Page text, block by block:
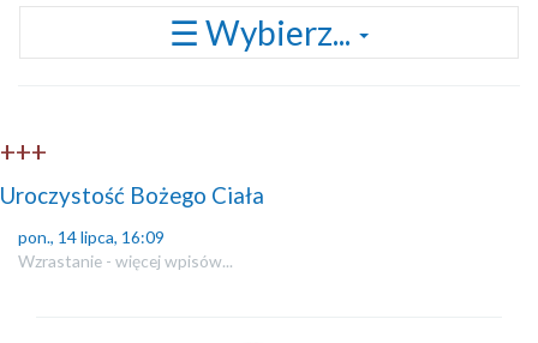
Przełącz
☰ Wybierz...
+++
Uroczystość Bożego Ciała
pon., 14 lipca, 16:09
Wzrastanie - więcej wpisów...